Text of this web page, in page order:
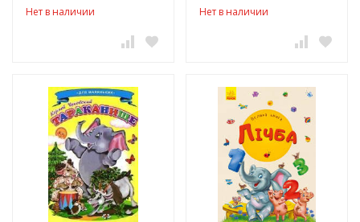
Нет в наличии
Нет в наличии